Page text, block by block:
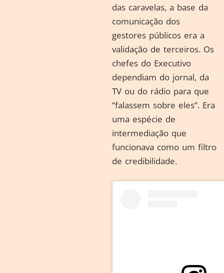
das caravelas, a base da
comunicação dos
gestores públicos era a
validação de terceiros. Os
chefes do Executivo
dependiam do jornal, da
TV ou do rádio para que
“falassem sobre eles”. Era
uma espécie de
intermediação que
funcionava como um filtro
de credibilidade.